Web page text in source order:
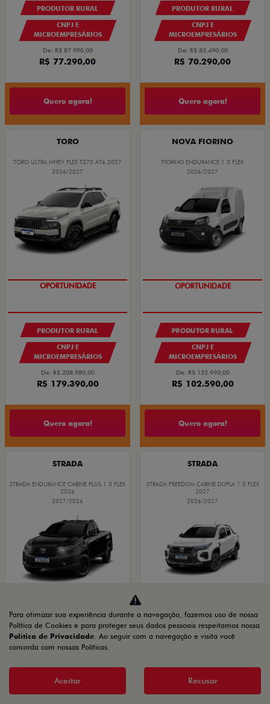
PRODUTOR RURAL
CNPJ E
MICROEMPRESÁRIOS
De: R$ 87.990,00
R$ 77.290,00
Quero agora!
PRODUTOR RURAL
CNPJ E
MICROEMPRESÁRIOS
De: R$ 83.490,00
R$ 70.290,00
Quero agora!
TORO
TORO ULTRA MHEV FLEX T270 AT6 2027
2026/2027
PRODUTOR RURAL
CNPJ E
MICROEMPRESÁRIOS
De: R$ 208.980,00
R$ 179.390,00
Quero agora!
NOVA FIORINO
FIORINO ENDURANCE 1.3 FLEX
2026/2027
PRODUTOR RURAL
CNPJ E
MICROEMPRESÁRIOS
De: R$ 132.990,00
R$ 102.590,00
Quero agora!
STRADA
STRADA ENDURANCE CABINE PLUS 1.3 FLEX
2026
2027/2026
GRANDE CHANCE FIAT
CNPJ E
MICROEMPRESÁRIOS
STRADA
STRADA FREEDOM CABINE DUPLA 1.3 FLEX
2027
2026/2027
OPORTUNIDADE
CNPJ E
MICROEMPRESÁRIOS
Para otimizar sua experiência durante a navegação, fazemos uso de nossa
Política de Cookies e para proteger seus dados pessoais respeitamos nossa
Política de Privacidade. Ao seguir com a navegação e visita você
concorda com nossas Políticas.
Aceitar Recusar